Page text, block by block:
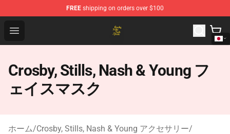
FREE shipping on orders over $100
Open menu
Crosby, Stills, Nash & Young Store - Official Crosby,
Crosby, Stills, Nash & Young フ
ェイスマスク
ホーム/Crosby, Stills, Nash & Young アクセサリー/